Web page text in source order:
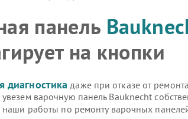
панель
на кнопки
диагностика даже при отказе от ремонта
варочную панель Bauknecht
наши работы по ремонту варочных